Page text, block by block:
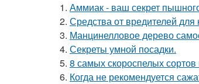
1. Аммиак - ваш секрет
2. Средства от вредителей для
3. Манцинелловое дерево
4. Секреты умной посадки.
5. 8 самых скороспелых
6. Когда не рекомендуется